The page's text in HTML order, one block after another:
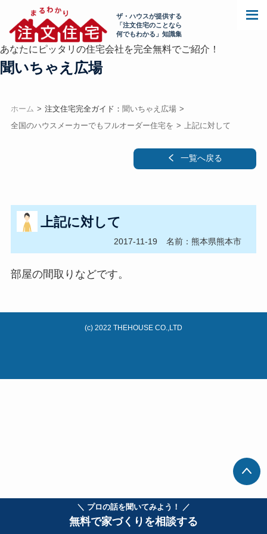
＼ プロの話を聞いてみよう！ ／
無料で家づくりを相談する
ザ・ハウスが提供する
「注文住宅のことなら
何でもわかる」知識集
あなたにピッタリの住宅会社を完全無料でご紹介！
聞いちゃえ広場
ホーム 注文住宅完全ガイド： 聞いちゃえ広場
全国のハウスメーカーでもフルオーダー住宅を
上記に対して
一覧へ戻る
上記に対して
2017-11-19 名前：熊本県熊本市
部屋の間取りなどです。
(c) 2022 THEHOUSE CO.,LTD